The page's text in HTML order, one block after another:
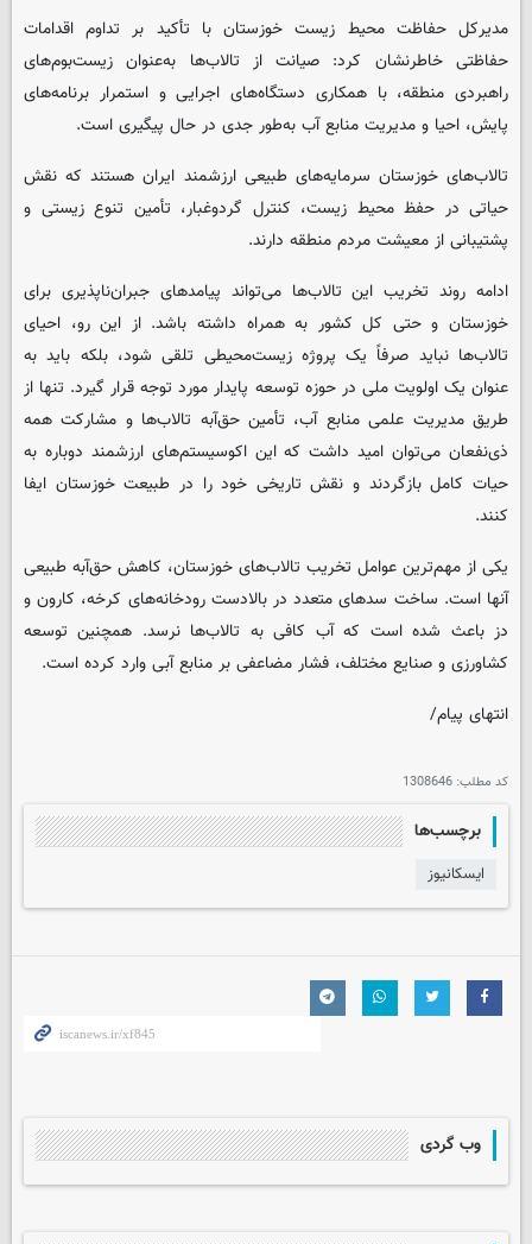
مدیرکل حفاظت محیط زیست خوزستان با تأکید بر تداوم اقدامات
حفاظتی خاطرنشان کرد: صیانت از تالاب‌ها به‌عنوان زیست‌بوم‌های
راهبردی منطقه، با همکاری دستگاه‌های اجرایی و استمرار برنامه‌های
پایش، احیا و مدیریت منابع آب به‌طور جدی در حال پیگیری است.
تالاب‌های خوزستان سرمایه‌های طبیعی ارزشمند ایران هستند که نقش
حیاتی در حفظ محیط زیست، کنترل گردوغبار، تأمین تنوع زیستی و
پشتیبانی از معیشت مردم منطقه دارند.
ادامه روند تخریب این تالاب‌ها می‌تواند پیامدهای جبران‌ناپذیری برای
خوزستان و حتی کل کشور به همراه داشته باشد. از این رو، احیای
تالاب‌ها نباید صرفاً یک پروژه زیست‌محیطی تلقی شود، بلکه باید به
عنوان یک اولویت ملی در حوزه توسعه پایدار مورد توجه قرار گیرد. تنها از
طریق مدیریت علمی منابع آب، تأمین حق‌آبه تالاب‌ها و مشارکت همه
ذی‌نفعان می‌توان امید داشت که این اکوسیستم‌های ارزشمند دوباره به
حیات کامل بازگردند و نقش تاریخی خود را در طبیعت خوزستان ایفا
کنند.
یکی از مهم‌ترین عوامل تخریب تالاب‌های خوزستان، کاهش حق‌آبه طبیعی
آنها است. ساخت سدهای متعدد در بالادست رودخانه‌های کرخه، کارون و
دز باعث شده است که آب کافی به تالاب‌ها نرسد. همچنین توسعه
کشاورزی و صنایع مختلف، فشار مضاعفی بر منابع آبی وارد کرده است.
انتهای پیام/
کد مطلب: 1308646
برچسب‌ها
ایسکانیوز
وب گردی